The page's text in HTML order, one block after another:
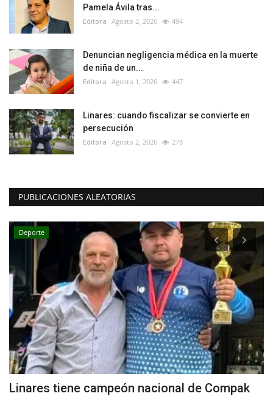
Pamela Ávila tras...
Editora Agosto 2, 2026 494
Denuncian negligencia médica en la muerte
de niña de un...
Editora Agosto 1, 2026 447
Linares: cuando fiscalizar se convierte en
persecución
Editora Agosto 2, 2026 278
PUBLICACIONES ALEATORIAS
Deporte
Linares tiene campeón nacional de Compak